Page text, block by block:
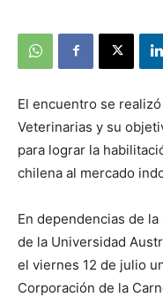
El encuentro se
Veterinarias y su
para lograr la
chilena al mercado
En dependencias de
de la Universidad
el viernes 12 de julio
Corporación de la